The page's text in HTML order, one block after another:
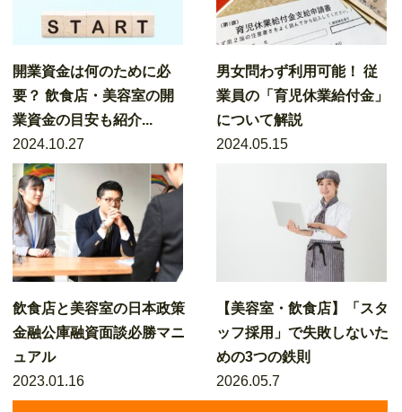
開業資金は何のために必
要？ 飲食店・美容室の開
業資金の目安も紹介...
2024.10.27
男女問わず利用可能！ 従
業員の「育児休業給付金」
について解説
2024.05.15
飲食店と美容室の日本政策
金融公庫融資面談必勝マニ
ュアル
2023.01.16
【美容室・飲食店】「スタ
ッフ採用」で失敗しないた
めの3つの鉄則
2026.05.7